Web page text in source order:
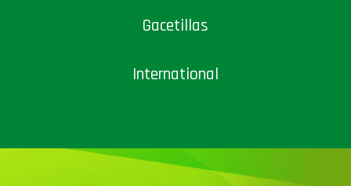
Gacetillas
International